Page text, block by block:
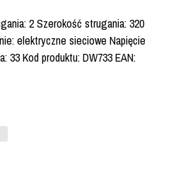
2 Szerokość strugania: 320
elektryczne sieciowe Napięcie
33 Kod produktu: DW733 EAN: